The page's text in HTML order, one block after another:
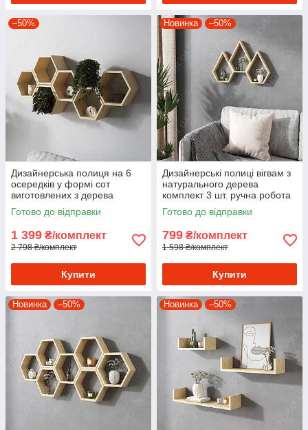
–50%
Дизайнерська полиця на 6
осередків у формі сот
виготовлених з дерева
Готово до відправки
1 399 ₴/комплект
2 798 ₴/комплект
Купити
Новинка –50%
Дизайнерські полиці вігвам з
натурального дерева
комплект 3 шт. ручна робота
Готово до відправки
799 ₴/комплект
1 598 ₴/комплект
Купити
Новинка –50% Новинка –50%